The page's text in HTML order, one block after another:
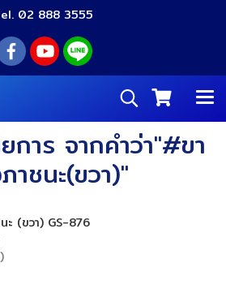
02 888 3555
าร จากคำว่า"#ขา
าชนะ(ขวา)"
ะ (ขวา) GS-876